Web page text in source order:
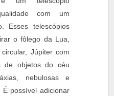
com um
Esses telescópios
o fôlego da Lua,
Júpiter com
de objetos do céu
nebulosas e
possível adicionar